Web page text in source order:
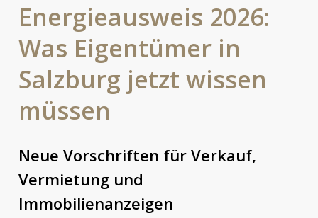
Energieausweis 2026:
Was Eigentümer in
Salzburg jetzt wissen
müssen
Neue Vorschriften für Verkauf,
Vermietung und
Immobilienanzeigen